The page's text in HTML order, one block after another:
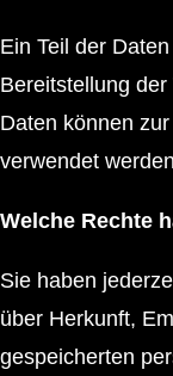
Ein Teil der
Bereitstellung
Daten können
verwendet
Welche Rechte
Sie haben
über Herkunft,
gespeicherten